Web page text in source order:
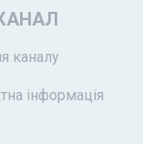
каналу
інформація